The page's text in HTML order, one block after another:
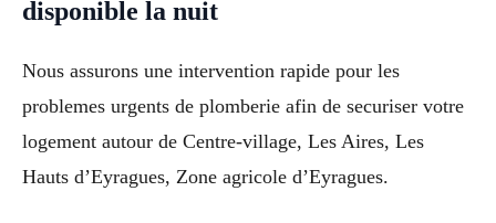
disponible la nuit
Nous assurons une intervention rapide pour les
problemes urgents de plomberie afin de securiser votre
logement autour de Centre-village, Les Aires, Les
Hauts d’Eyragues, Zone agricole d’Eyragues.